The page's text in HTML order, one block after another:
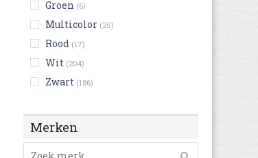
Groen (6)
Multicolor (25)
Rood (17)
Wit (204)
Zwart (186)
Roze
Merken